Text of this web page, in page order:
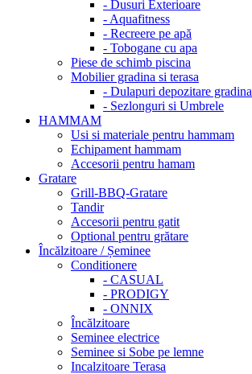
- Dusuri Exterioare
- Aquafitness
- Recreere pe apă
- Tobogane cu apa
Piese de schimb piscina
Mobilier gradina si terasa
- Dulapuri depozitare gradina
- Sezlonguri si Umbrele
HAMMAM
Usi si materiale pentru hammam
Echipament hammam
Accesorii pentru hamam
Gratare
Grill-BBQ-Gratare
Tandir
Accesorii pentru gatit
Optional pentru grătare
Încălzitoare / Șeminee
Conditionere
- CASUAL
- PRODIGY
- ONNIX
Încălzitoare
Seminee electrice
Seminee si Sobe pe lemne
Incalzitoare Terasa